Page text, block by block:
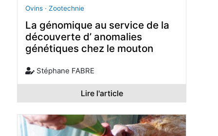
Ovins · Zootechnie
La génomique au service de la
découverte d’ anomalies
génétiques chez le mouton
Stéphane FABRE
Lire l'article